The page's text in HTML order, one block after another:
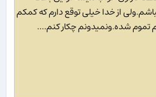
از خدا خیلی توقع دارم که کمکم
تموم شده.ونمیدونم چکار کنم....